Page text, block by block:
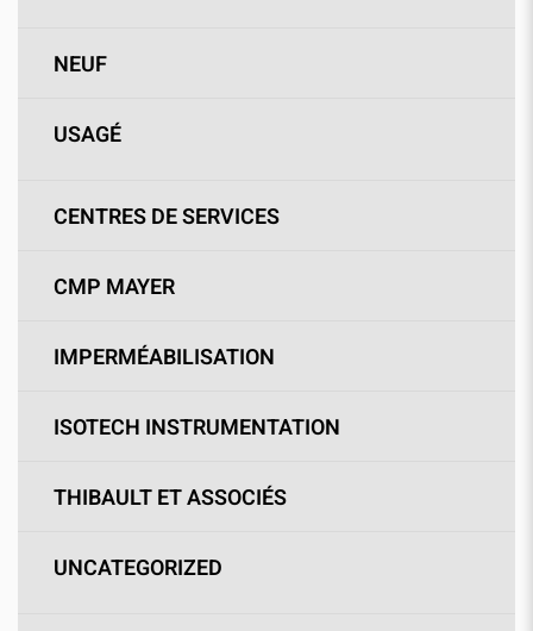
NEUF
USAGÉ
CENTRES DE SERVICES
CMP MAYER
IMPERMÉABILISATION
ISOTECH INSTRUMENTATION
THIBAULT ET ASSOCIÉS
UNCATEGORIZED